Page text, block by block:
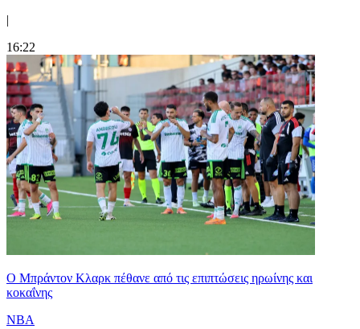
|
16:22
Ο Μπράντον Κλαρκ πέθανε από τις επιπτώσεις ηρωίνης και
κοκαΐνης
NBA